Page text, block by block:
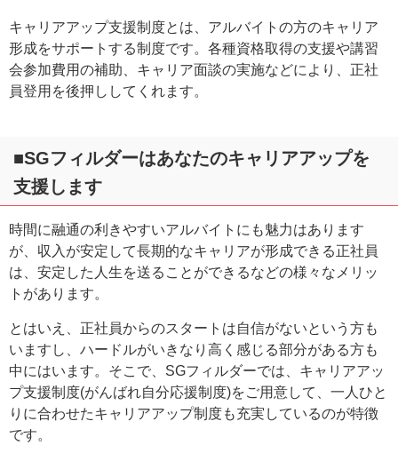
キャリアアップ支援制度とは、アルバイトの方のキャリア
形成をサポートする制度です。各種資格取得の支援や講習
会参加費用の補助、キャリア面談の実施などにより、正社
員登用を後押ししてくれます。
■SGフィルダーはあなたのキャリアアップを
支援します
時間に融通の利きやすいアルバイトにも魅力はあります
が、収入が安定して長期的なキャリアが形成できる正社員
は、安定した人生を送ることができるなどの様々なメリッ
トがあります。
とはいえ、正社員からのスタートは自信がないという方も
いますし、ハードルがいきなり高く感じる部分がある方も
中にはいます。そこで、SGフィルダーでは、キャリアアッ
プ支援制度(がんばれ自分応援制度)をご用意して、一人ひと
りに合わせたキャリアアップ制度も充実しているのが特徴
です。